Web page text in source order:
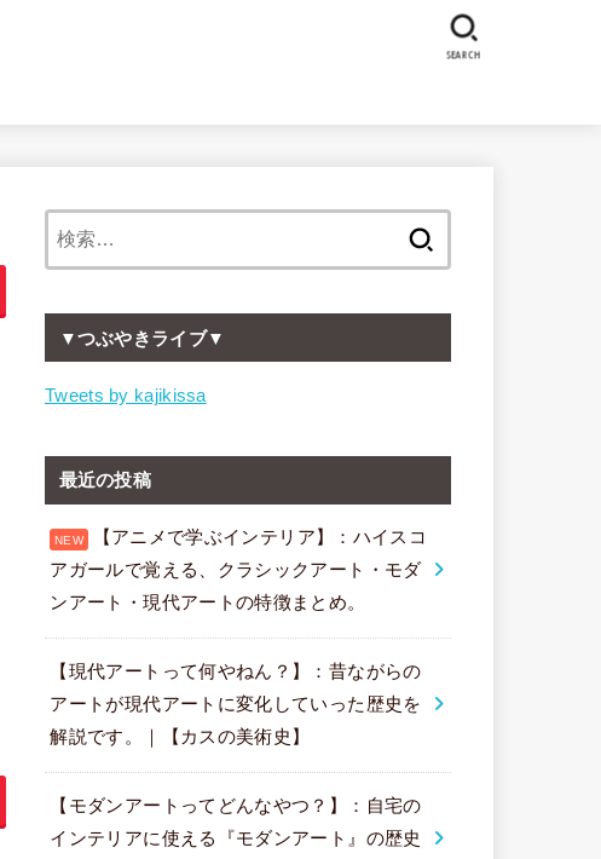
SEARCH
▼つぶやきライブ▼
Tweets by kajikissa
最近の投稿
【アニメで学ぶインテリア】：ハイスコ
アガールで覚える、クラシックアート・モダ
ンアート・現代アートの特徴まとめ。
【現代アートって何やねん？】：昔ながらの
アートが現代アートに変化していった歴史を
解説です。｜【カスの美術史】
【モダンアートってどんなやつ？】：自宅の
インテリアに使える『モダンアート』の歴史